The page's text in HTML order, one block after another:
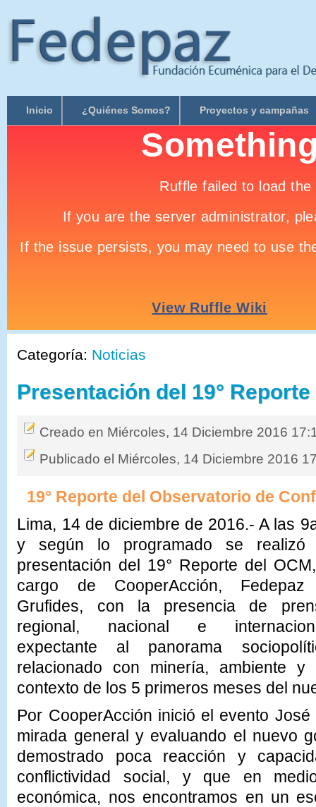
Inicio ¿Quiénes Somos? Proyectos y campañas
Categoría: Noticias
Presentación del 19° Reporte
Creado en Miércoles, 14 Diciembre 2016
Publicado el Miércoles, 14 Diciembre 2016
19° Reporte del Observatorio de
Lima, 14 de diciembre de 2016.- A las
y según lo programado se realizó
presentación del 19° Reporte del
cargo de CooperAcción,
Grufides, con la presencia de
regional, nacional e
expectante al panorama
relacionado con minería, ambiente y
contexto de los 5 primeros meses del
Por CooperAcción inició el evento
mirada general y evaluando el nuevo
demostrado poca reacción y
conflictividad social, y que en
económica, nos encontramos en un